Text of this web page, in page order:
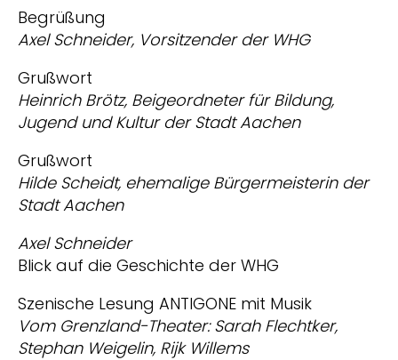
Begrüßung
Axel Schneider, Vorsitzender der WHG
Grußwort
Heinrich Brötz, Beigeordneter für Bildung,
Jugend und Kultur der Stadt Aachen
Grußwort
Hilde Scheidt, ehemalige Bürgermeisterin der
Stadt Aachen
Axel Schneider
Blick auf die Geschichte der WHG
Szenische Lesung ANTIGONE mit Musik
Vom Grenzland-Theater: Sarah Flechtker,
Stephan Weigelin, Rijk Willems